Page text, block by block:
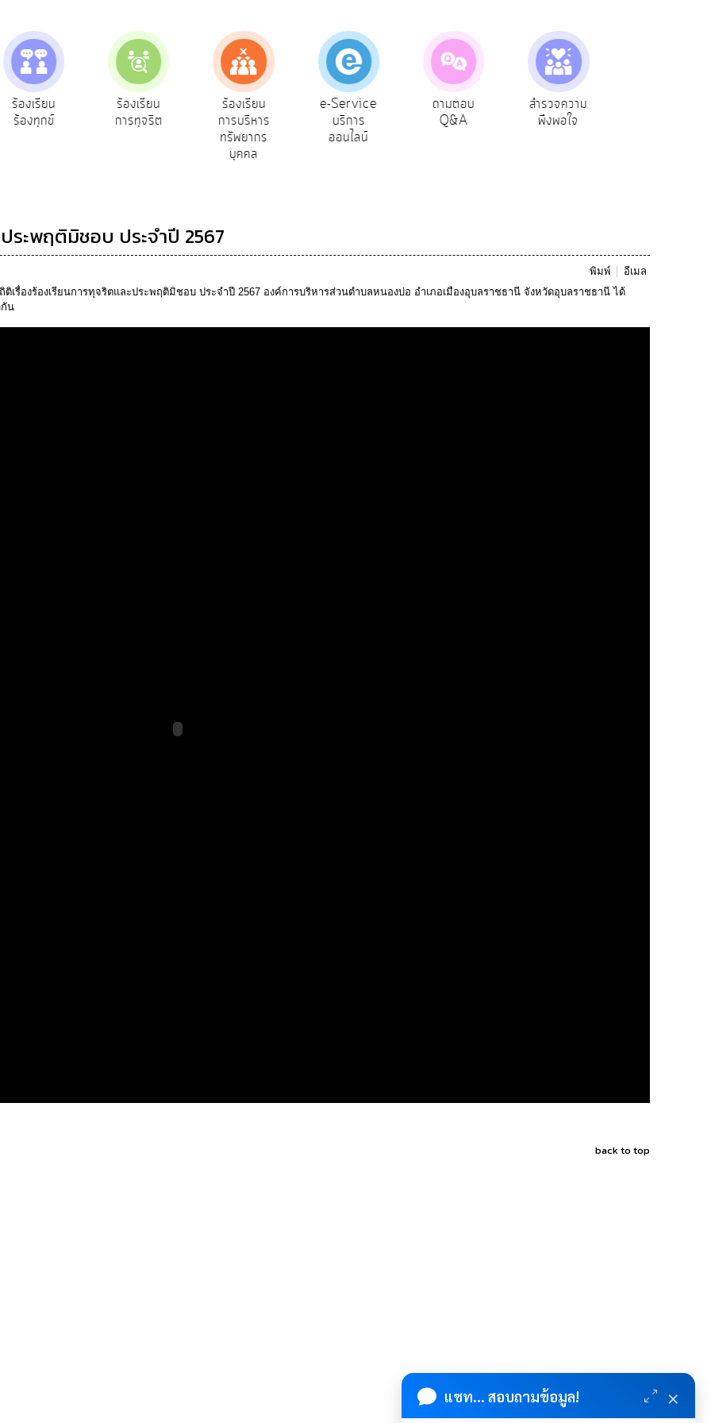
ร้องเรียน
ร้องทุกข์
ร้องเรียน
การทุจริต
ร้องเรียน
การบริหาร
ทรัพยากร
บุคคล
e-Service
บริการ
ออนไลน์
ถามตอบ
Q&A
สำรวจความ
พึงพอใจ
ระพฤติมิชอบ ประจำปี 2567
พิมพ์
อีเมล
องร้องเรียนการทุจริตและประพฤติมิชอบ ประจำปี 2567 องค์การบริหารส่วนตำบลหนองบ่อ อำเภอเมืองอุบลราชธานี จังหวัดอุบลราชธานี ได้
น
back to top
แชท... สอบถามข้อมูล! ×